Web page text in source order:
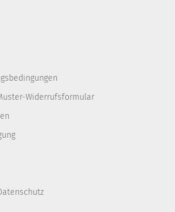
Widerrufsformular